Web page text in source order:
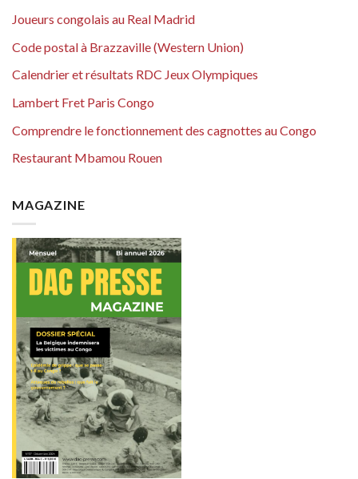
Joueurs congolais au Real Madrid
Code postal à Brazzaville (Western Union)
Calendrier et résultats RDC Jeux Olympiques
Lambert Fret Paris Congo
Comprendre le fonctionnement des cagnottes au Congo
Restaurant Mbamou Rouen
MAGAZINE